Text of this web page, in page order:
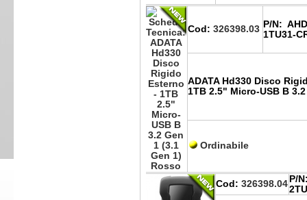
Cod: 326398.03 P/N:
1TU31-
ADATA Hd330 Disco
1TB 2.5" Micro-USB B
Ordinabile
Cod: 326398.04 P/